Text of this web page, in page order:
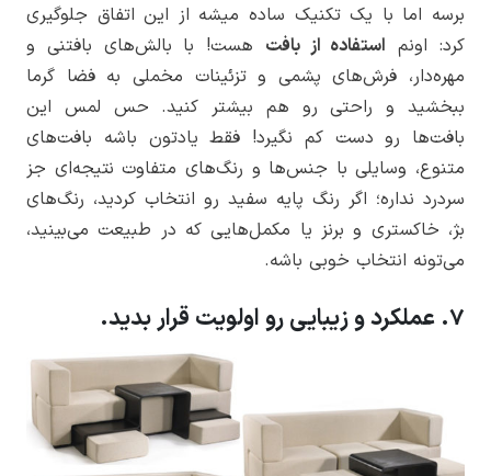
برسه اما با یک تکنیک ساده میشه از این اتفاق جلوگیری
کرد: اونم استفاده از بافت هست! با بالش‌های بافتنی و
مهره‌دار، فرش‌های پشمی و تزئینات مخملی به فضا گرما
ببخشید و راحتی رو هم بیشتر کنید. حس لمس این
بافت‌ها رو دست کم نگیرد! فقط یادتون باشه بافت‌های
متنوع، وسایلی با جنس‌ها و رنگ‌های متفاوت نتیجه‌ای جز
سردرد نداره؛ اگر رنگ پایه سفید رو انتخاب کردید، رنگ‌های
بژ، خاکستری و برنز یا مکمل‌هایی که در طبیعت می‌بینید،
می‌تونه انتخاب خوبی باشه.
7. عملکرد و زیبایی رو اولویت قرار بدید.